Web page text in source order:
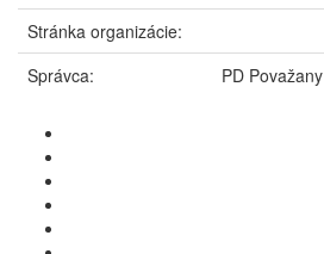
Stránka organizácie:
Správca:
PD Považany